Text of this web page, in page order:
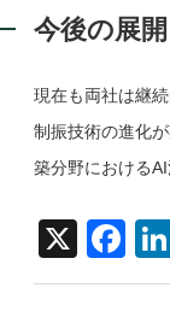
今後の展開
現在も両社は継
制振技術の進化
築分野における
X
F
a